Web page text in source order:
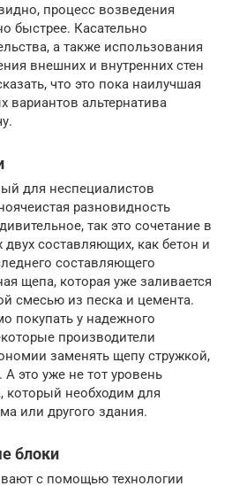
процесс возведения
быстрее. Касательно
а также использования
внешних и внутренних стен
что это пока наилучшая
альтернатива
для неспециалистов
разновидность
так это сочетание в
составляющих, как бетон и
составляющего
щепа, которая уже заливается
смесью из песка и цемента.
покупать у надежного
производители
заменять щепу стружкой,
это уже не тот уровень
который необходим для
или другого здания.
блоки
с помощью технологии